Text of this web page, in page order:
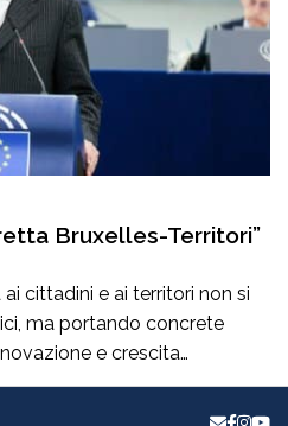
Bruxelles-Territori”
ai cittadini e ai territori non si
ma portando concrete
e crescita
Mezzogiorno”. Lo dichiara in
di Fratelli d’Italia,